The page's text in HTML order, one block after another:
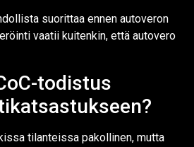
suorittaa ennen autoveron
vaatii kuitenkin, että autovero
todistus
tilanteissa pakollinen, mutta